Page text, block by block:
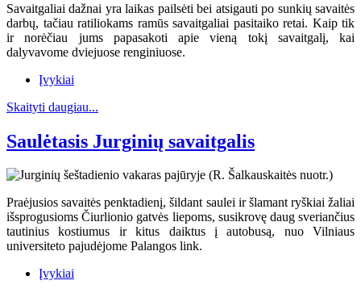
Savaitgaliai dažnai yra laikas pailsėti bei atsigauti po sunkių savaitės
darbų, tačiau ratiliokams ramūs savaitgaliai pasitaiko retai. Kaip tik
ir norėčiau jums papasakoti apie vieną tokį savaitgalį, kai
dalyvavome dviejuose renginiuose.
Įvykiai
Skaityti daugiau...
Saulėtasis Jurginių savaitgalis
Praėjusios savaitės penktadienį, šildant saulei ir šlamant ryškiai žaliai
išsprogusioms Čiurlionio gatvės liepoms, susikrovę daug sveriančius
tautinius kostiumus ir kitus daiktus į autobusą, nuo Vilniaus
universiteto pajudėjome Palangos link.
Įvykiai